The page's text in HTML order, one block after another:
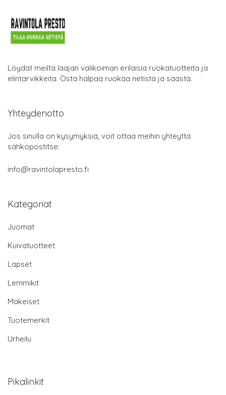
Löydät meiltä laajan valikoiman erilaisia ruokatuotteita ja
elintarvikkeita. Osta halpaa ruokaa netistä ja säästä.
Yhteydenotto
Jos sinulla on kysymyksiä, voit ottaa meihin yhteyttä
sähköpostitse:
info@ravintolapresto.fi
Kategoriat
Juomat
Kuivatuotteet
Lapset
Lemmikit
Makeiset
Tuotemerkit
Urheilu
Pikalinkit